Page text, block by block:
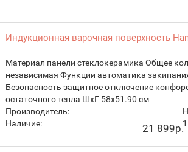
Индукционная варочная поверхность
Материал панели стеклокерамика Общее
независимая Функции автоматика
Безопасность защитное отключение
остаточного тепла ШхГ 58х51.90 см
Производитель:
Наличие:
1
21 899р.